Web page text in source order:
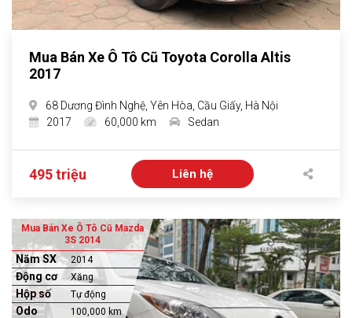
Mua Bán Xe Ô Tô Cũ Toyota Corolla Altis
2017
68 Dương Đình Nghệ, Yên Hòa, Cầu Giấy, Hà Nội
2017
60,000 km Sedan
495 triệu Liên hệ
Mua Bán Xe Ô Tô Cũ Mazda
3S 2014
Năm SX 2014
Động cơ Xăng
Hộp số Tự động
Odo 100,000 km